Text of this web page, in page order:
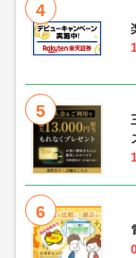
4
5
6